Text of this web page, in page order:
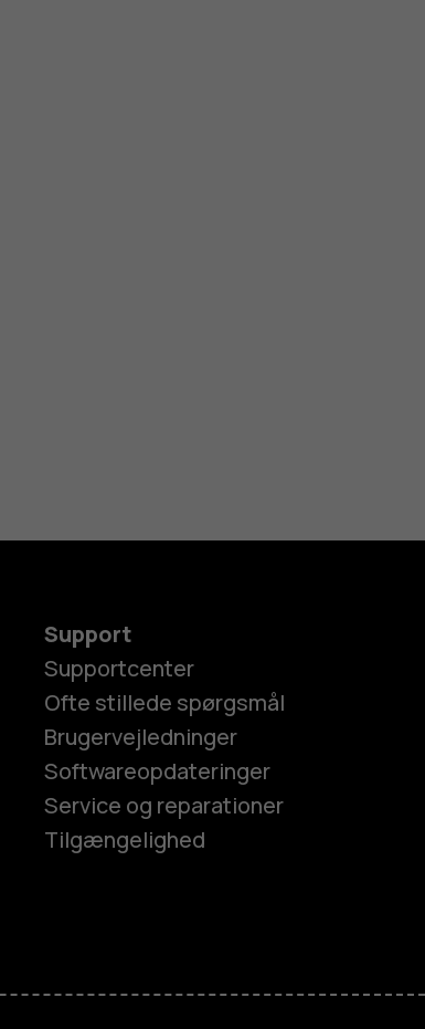
Support
Supportcenter
Ofte stillede spørgsmål
Brugervejledninger
Softwareopdateringer
Service og reparationer
Tilgængelighed